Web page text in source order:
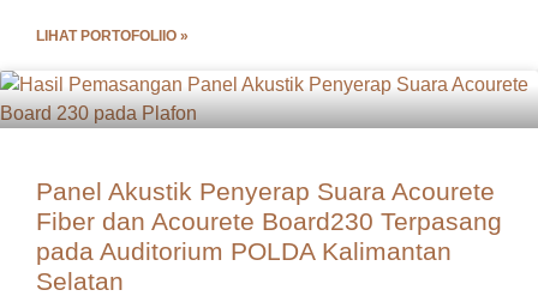
LIHAT PORTOFOLIIO »
Panel Akustik Penyerap Suara Acourete
Fiber dan Acourete Board230 Terpasang
pada Auditorium POLDA Kalimantan
Selatan